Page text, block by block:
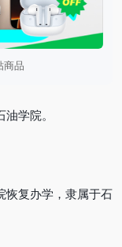
商品
学院。
恢复办学，隶属于石